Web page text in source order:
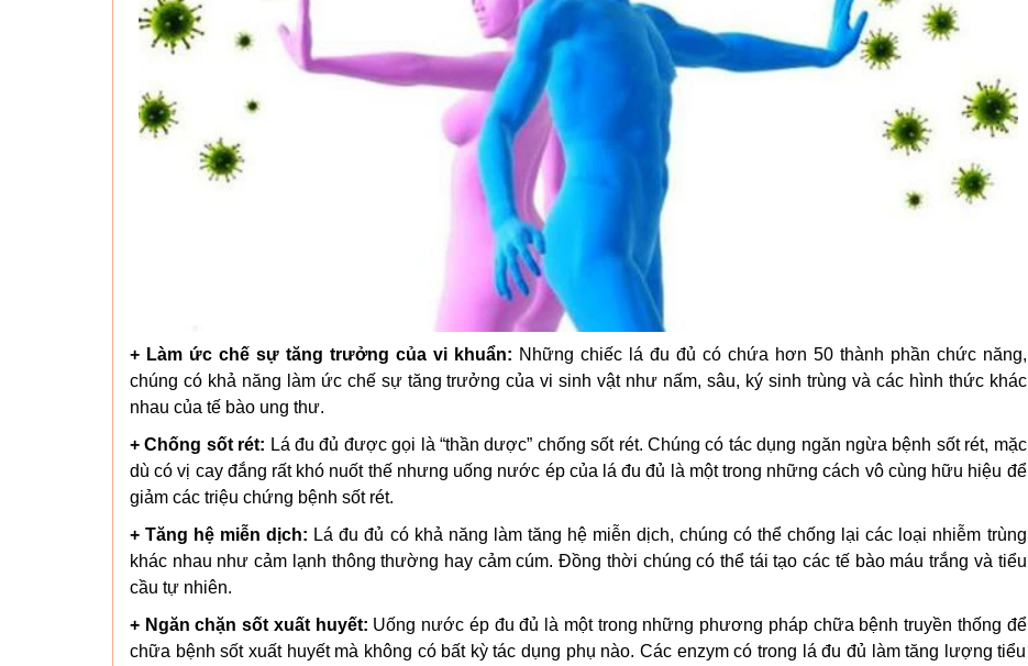
+ Làm ức chế sự tăng trưởng của vi khuẩn: Những chiếc lá đu đủ có chứa hơn 50 thành phần chức năng,
chúng có khả năng làm ức chế sự tăng trưởng của vi sinh vật như nấm, sâu, ký sinh trùng và các hình thức khác
nhau của tế bào ung thư.
+ Chống sốt rét: Lá đu đủ được gọi là “thần dược” chống sốt rét. Chúng có tác dụng ngăn ngừa bệnh sốt rét, mặc
dù có vị cay đắng rất khó nuốt thế nhưng uống nước ép của lá đu đủ là một trong những cách vô cùng hữu hiệu để
giảm các triệu chứng bệnh sốt rét.
+ Tăng hệ miễn dịch: Lá đu đủ có khả năng làm tăng hệ miễn dịch, chúng có thể chống lại các loại nhiễm trùng
khác nhau như cảm lạnh thông thường hay cảm cúm. Đồng thời chúng có thể tái tạo các tế bào máu trắng và tiểu
cầu tự nhiên.
+ Ngăn chặn sốt xuất huyết: Uống nước ép đu đủ là một trong những phương pháp chữa bệnh truyền thống để
chữa bệnh sốt xuất huyết mà không có bất kỳ tác dụng phụ nào. Các enzym có trong lá đu đủ làm tăng lượng tiểu